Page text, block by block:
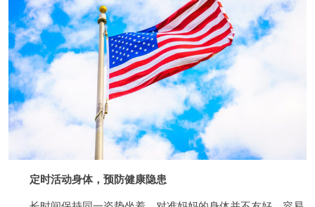
定时活动身体，预防健康隐患